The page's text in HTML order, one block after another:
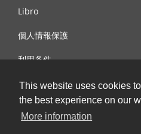
This website uses cookies
the best experience on our
More information
Libro
個人情報保護
利用条件
お問合せ